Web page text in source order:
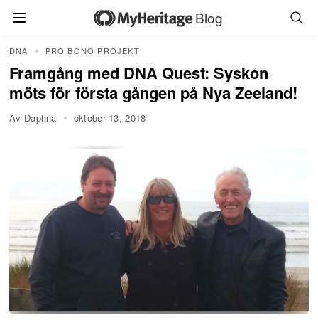
Blog
DNA PRO BONO PROJEKT
Framgång med DNA Quest: Syskon
möts för första gången på Nya Zeeland!
Av Daphna oktober 13, 2018